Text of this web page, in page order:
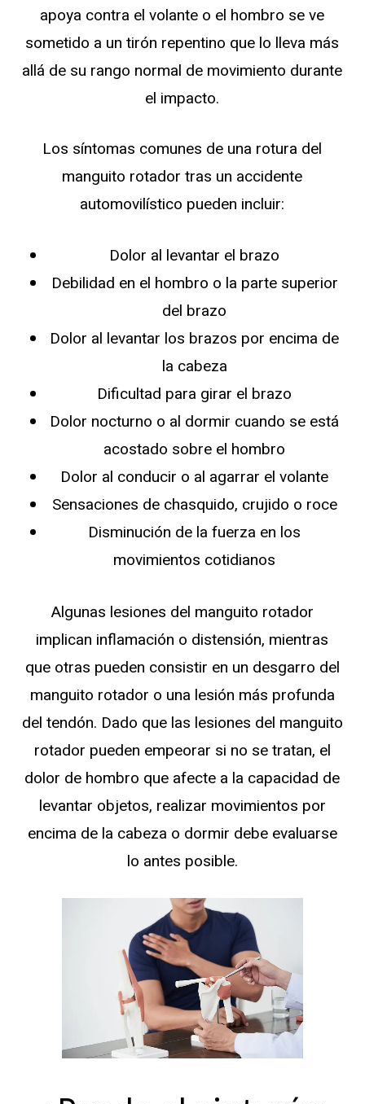
apoya contra el volante o el hombro se ve
sometido a un tirón repentino que lo lleva más
allá de su rango normal de movimiento durante
el impacto.
Los síntomas comunes de una rotura del
manguito rotador tras un accidente
automovilístico pueden incluir:
Dolor al levantar el brazo
Debilidad en el hombro o la parte superior
del brazo
Dolor al levantar los brazos por encima de
la cabeza
Dificultad para girar el brazo
Dolor nocturno o al dormir cuando se está
acostado sobre el hombro
Dolor al conducir o al agarrar el volante
Sensaciones de chasquido, crujido o roce
Disminución de la fuerza en los
movimientos cotidianos
Algunas lesiones del manguito rotador
implican inflamación o distensión, mientras
que otras pueden consistir en un desgarro del
manguito rotador o una lesión más profunda
del tendón. Dado que las lesiones del manguito
rotador pueden empeorar si no se tratan, el
dolor de hombro que afecte a la capacidad de
levantar objetos, realizar movimientos por
encima de la cabeza o dormir debe evaluarse
lo antes posible.